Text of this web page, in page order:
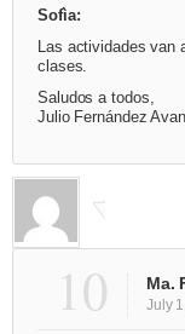
Sofìa:
Las actividades van
clases.
Saludos a todos,
Julio Fernández
10 Ma.
July